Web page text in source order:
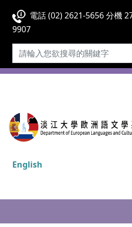
電話 (02) 2621-5656 分機
9907
English